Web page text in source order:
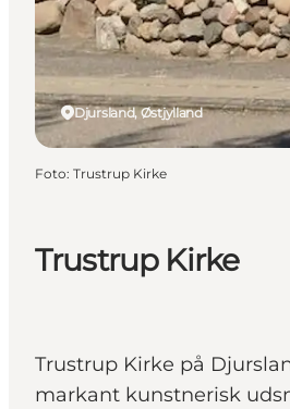
Trustrup Kirke
Trustrup Kirke på
markant kunstnerisk
Djursland, Østjylland
Foto: Trustrup Kirke